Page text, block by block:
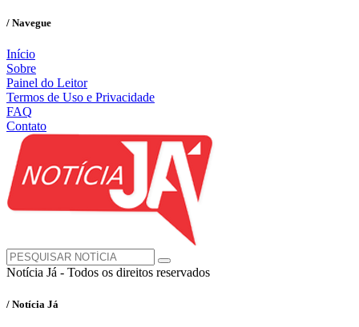
/ Navegue
Início
Sobre
Painel do Leitor
Termos de Uso e Privacidade
FAQ
Contato
Notícia Já - Todos os direitos reservados
/ Notícia Já